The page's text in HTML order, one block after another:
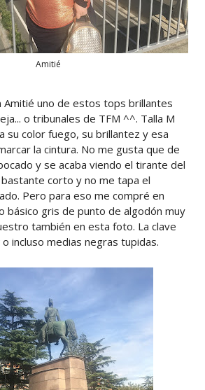
Amitié
Amitié uno de estos tops brillantes
o tribunales de TFM ^^. Talla M
su color fuego, su brillantez y esa
la cintura. No me gusta que de
y se acaba viendo el tirante del
corto y no me tapa el
Pero para eso me compré en
básico gris de punto de algodón muy
también en esta foto. La clave
o incluso medias negras tupidas.